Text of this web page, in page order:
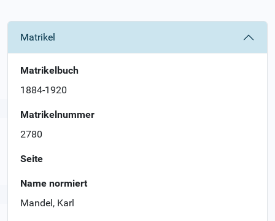
Matrikel
Matrikelbuch
1884-1920
Matrikelnummer
2780
Seite
Name normiert
Mandel, Karl